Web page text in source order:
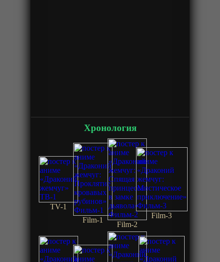
Хронология
TV-1
Film-1
Film-2
Film-3